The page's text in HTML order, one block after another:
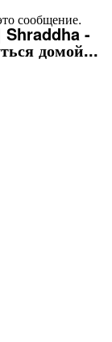
сообщение.
Shraddha -
домой...